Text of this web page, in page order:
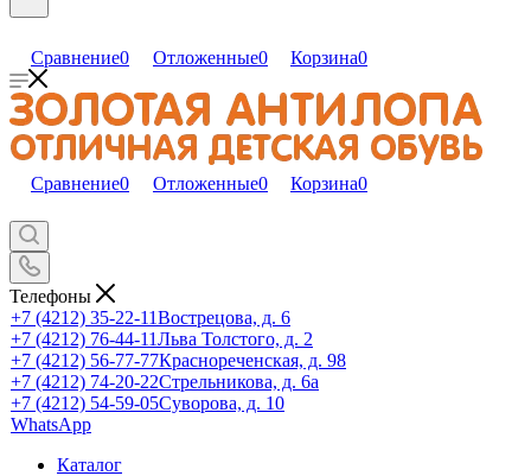
Сравнение0 Отложенные0 Корзина0
Сравнение0 Отложенные0 Корзина0
Телефоны
+7 (4212) 35-22-11Вострецова, д. 6
+7 (4212) 76-44-11Льва Толстого, д. 2
+7 (4212) 56-77-77Краснореченская, д. 98
+7 (4212) 74-20-22Стрельникова, д. 6а
+7 (4212) 54-59-05Суворова, д. 10
WhatsApp
Каталог